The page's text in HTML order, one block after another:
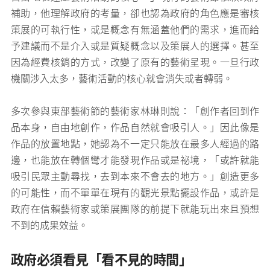
補助，他理解政府的考量，卻也認為政府的角色應是審核
策展的可執行性，或是概念有無涵蓋他們的需求，進而給
予建議而不是介入或是質疑概念以及策展人的選擇。甚至
因為經費核銷的方式，改變了原有的藝術呈現。一旦行政
機關涉入太多，藝術活動的核心就會消失或者轉弱。
多次參與東部藝術節的藝術家林琳則說：「創作者回到作
品本身，自由地創作，作品自然就會吸引人。」因此像是
作品的放置地點，她認為不一定只能放在最多人經過的路
邊，也能放在轉個彎才能發現作品或是祕境，「或許就能
吸引民眾主動尋找，去到本來不會去的地方。」創造更多
的可能性，而不單單在現有的觀光景點擺設作品，或許是
政府在信賴藝術家或策展團隊的前提下就能玩出來且預想
不到的成果效益。
政府必須看見「看不見的時間」